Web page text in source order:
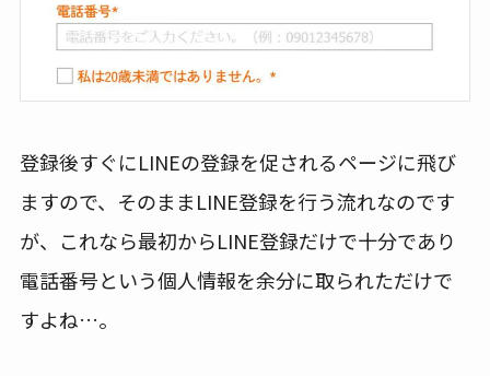
登録後すぐにLINEの登録を促されるページに飛び
ますので、そのままLINE登録を行う流れなのです
が、これなら最初からLINE登録だけで十分であり
電話番号という個人情報を余分に取られただけで
すよね…。